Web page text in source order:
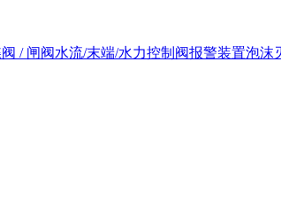
/ 闸阀水流/末端/水力控制阀报警装置泡沫